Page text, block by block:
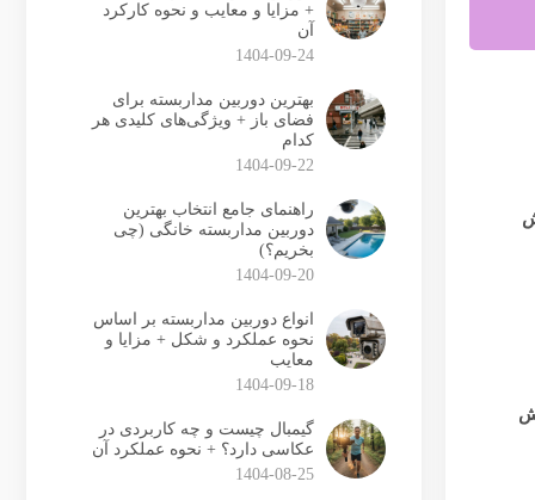
+ مزایا و معایب و نحوه کارکرد
آن
1404-09-24
بهترین دوربین مداربسته برای
فضای باز + ویژگی‌های کلیدی هر
کدام
1404-09-22
راهنمای جامع انتخاب بهترین
دوربین مداربسته خانگی (چی
بخریم؟)
1404-09-20
انواع دوربین مداربسته بر اساس
نحوه عملکرد و شکل + مزایا و
معایب
1404-09-18
گیمبال چیست و چه کاربردی در
عکاسی دارد؟ + نحوه عملکرد آن
1404-08-25